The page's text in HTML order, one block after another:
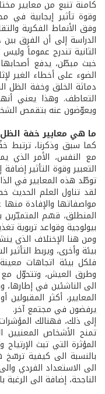
كامنة تنبع من معايير
وقوة تأثير إيجابية في
وفق الأنماط الفكرية
الدراسة إلى أن الفرق
الثانية تندرج عموماً
خبث مبطّن، يدفع
الضوء على أخطاء الغير
دماثة الخلق وخفة الظل
التعاطف. وهذا يعني
ويعوّضون عنه بتقمص
ما هي معايير خفة
كما سبق وذكرنا، ترتبط
مع النفس، الأمر الذي
التعبير وقوة التأثير
توطّد هذه المعايير في
لقد تناول العلم
مواصفاتها والإفادة
المنطلق، قسّم
بيولوجية وقواعد تربوية
ومن هنا الإختلاف الذي
بيئة وأخرى، ويربط التأثير
فلكل بيئة اتجاهات
وطرق العيش، وتتحوّل مع
الى الناشئين في
المعايير، أكثر
يرفضون في مجتمع آخر.
إلى ذلك، فهنالك
تمنح الأشخاص
المؤثرة التي تبث
بالنسبة الى كيفية ترسّخ
الى الاستعداد الفردي
الناجحة، إضافة الى الرغبة